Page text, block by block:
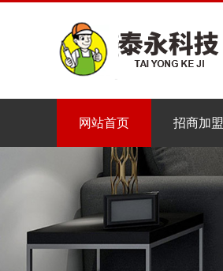
网站首页 招商加盟